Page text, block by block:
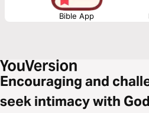
Bible App
Encouraging and
seek intimacy with